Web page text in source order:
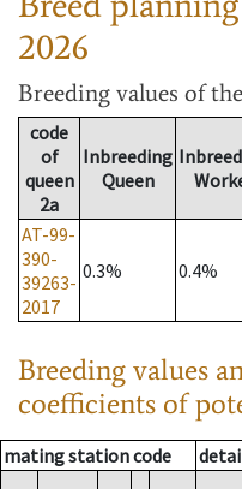
2026
Breeding values of
code
of
queen
2a
Inbreeding
Queen
AT-99-
390-
39263-
2017
0.3% 0.4%
Breeding values
coefficients of
mating station code